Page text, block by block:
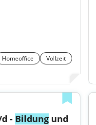
Homeoffice Vollzeit
- Bildung und